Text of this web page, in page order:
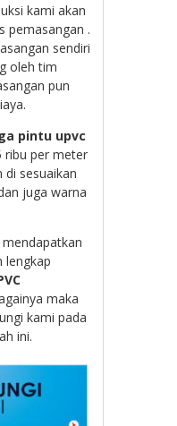
kami akan
pemasangan .
sendiri
oleh tim
pun
pintu upvc
ribu per meter
di sesuaikan
juga warna
lengkap
maka
kami pada
ini.